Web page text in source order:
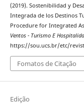
(2019). Sostenibilidad y
Integrada de los Destinos
Procedure for Integrated
Ventos - Turismo E
https://sou.ucs.br/etc/
Fomatos de Citação
Edição